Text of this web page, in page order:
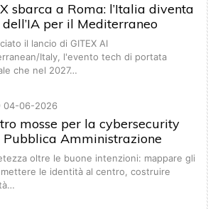
sbarca a Roma: l’Italia diventa
dell’IA per il Mediterraneo
il lancio di GITEX AI
Italy, l'evento tech di portata
che nel 2027…
04-06-2026
mosse per la cybersecurity
Pubblica Amministrazione
oltre le buone intenzioni: mappare gli
le identità al centro, costruire